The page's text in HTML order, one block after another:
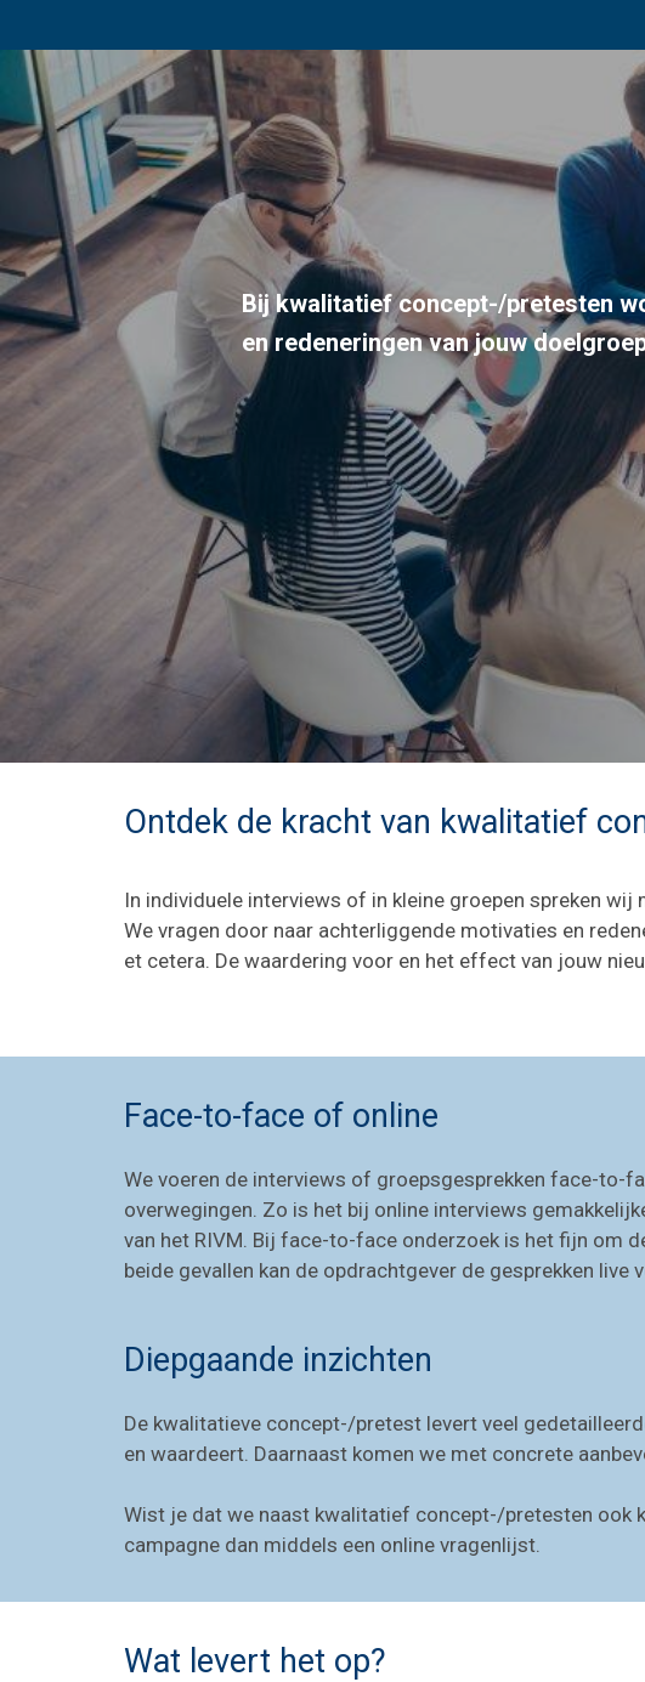
Bij kwalitatief concept-/pretesten
en redeneringen van jouw
Ontdek de kracht van kwalitatief
In individuele interviews of in kleine groepen spreken
We vragen door naar achterliggende motivaties en
et cetera. De waardering voor en het effect van jouw
Face-to-face of online
We voeren de interviews of groepsgesprekken face-to-
overwegingen. Zo is het bij online interviews
van het RIVM. Bij face-to-face onderzoek is het fijn om
beide gevallen kan de opdrachtgever de gesprekken live
Diepgaande inzichten
De kwalitatieve concept-/pretest levert veel
en waardeert. Daarnaast komen we met concrete
Wist je dat we naast kwalitatief concept-/pretesten ook
campagne dan middels een online vragenlijst.
Wat levert het op?